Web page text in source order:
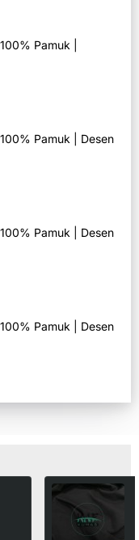
Pamuk |
Pamuk | Desen
Pamuk | Desen
Pamuk | Desen